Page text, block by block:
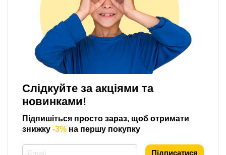
Слідкуйте за акціями та
новинками!
Підпишіться просто зараз, щоб отримати
знижку -3% на першу покупку
Підписатися